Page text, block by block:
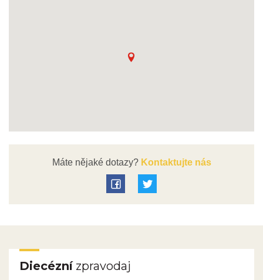
Máte nějaké dotazy?Kontaktujte nás
Diecéznízpravodaj